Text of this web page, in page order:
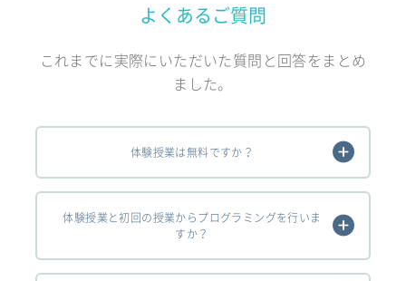
よくあるご質問
これまでに実際にいただいた質問と回答をまとめ
ました。
体験授業は無料ですか？
体験授業と初回の授業からプログラミングを行いま
すか？